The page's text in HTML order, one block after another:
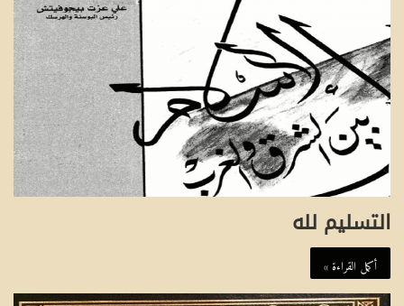
التسليم لله
أكمل القراءة »